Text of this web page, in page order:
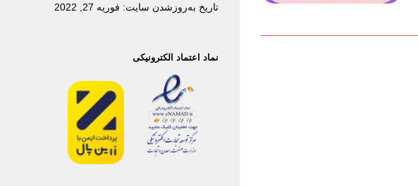
تاریخ به‌روزشدن سایت: فوریه 27, 2022
نماد اعتماد الکترونیکی